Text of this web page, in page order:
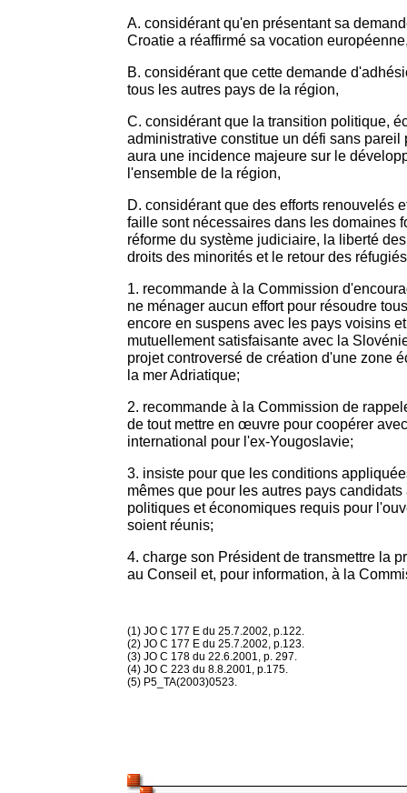
A. considérant qu'en présentant sa
Croatie a réaffirmé sa vocation
B. considérant que cette demande
tous les autres pays de la région,
C. considérant que la transition politique,
administrative constitue un défi sans pareil
aura une incidence majeure sur le
l'ensemble de la région,
D. considérant que des efforts renouvelés
faille sont nécessaires dans les domaines
réforme du système judiciaire, la liberté
droits des minorités et le retour des
1. recommande à la Commission
ne ménager aucun effort pour résoudre
encore en suspens avec les pays voisins
mutuellement satisfaisante avec la
projet controversé de création d'une zone
la mer Adriatique;
2. recommande à la Commission de
de tout mettre en œuvre pour coopérer
international pour l'ex-Yougoslavie;
3. insiste pour que les conditions
mêmes que pour les autres pays
politiques et économiques requis pour
soient réunis;
4. charge son Président de transmettre la
au Conseil et, pour information, à la
(1) JO C 177 E du 25.7.2002, p.122.
(2) JO C 177 E du 25.7.2002, p.123.
(3) JO C 178 du 22.6.2001, p. 297.
(4) JO C 223 du 8.8.2001, p.175.
(5) P5_TA(2003)0523.